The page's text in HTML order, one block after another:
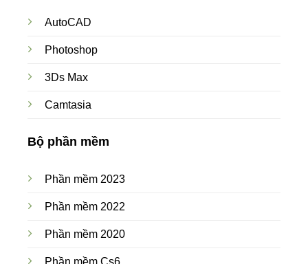
AutoCAD
Photoshop
3Ds Max
Camtasia
Bộ phần mềm
Phần mềm 2023
Phần mềm 2022
Phần mềm 2020
Phần mềm Cs6